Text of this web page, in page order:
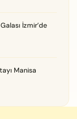
İzmir’de
Manisa